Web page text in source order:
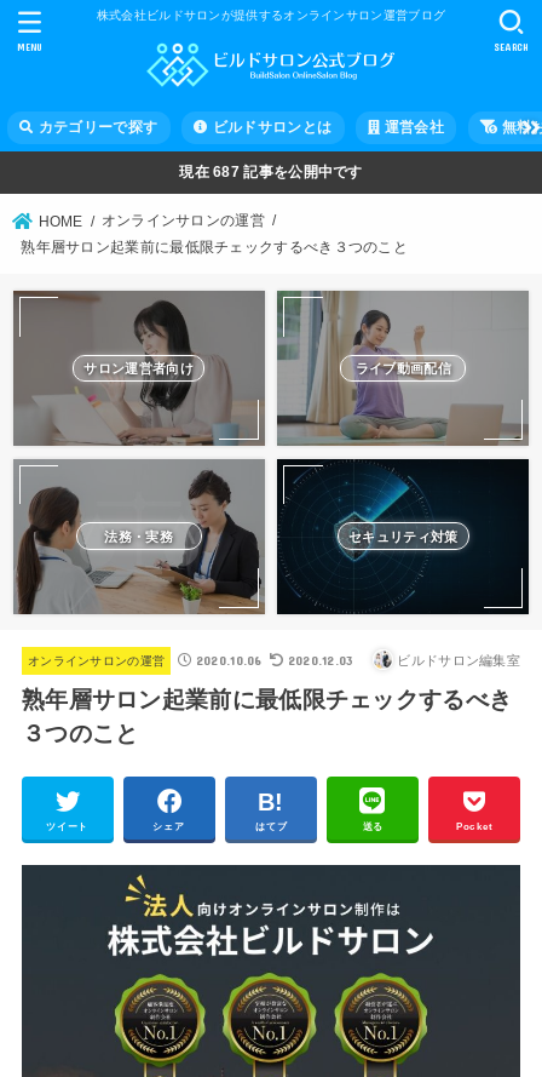
株式会社ビルドサロンが提供するオンラインサロン運営ブログ
カテゴリーで探す ビルドサロンとは 運営会社 無料
SEARCH
MENU
現在687 記事を公開中です
HOME
オンラインサロンの運営
熟年層サロン起業前に最低限チェックするべき３つのこと
サロン運営者向け ライブ動画配信
法務・実務 セキュリティ対策
オンラインサロンの運営 2020.10.06 2020.12.03 ビルドサロン編集室
熟年層サロン起業前に最低限チェックするべき
３つのこと
ツイート シェア はてブ 送る Pocket